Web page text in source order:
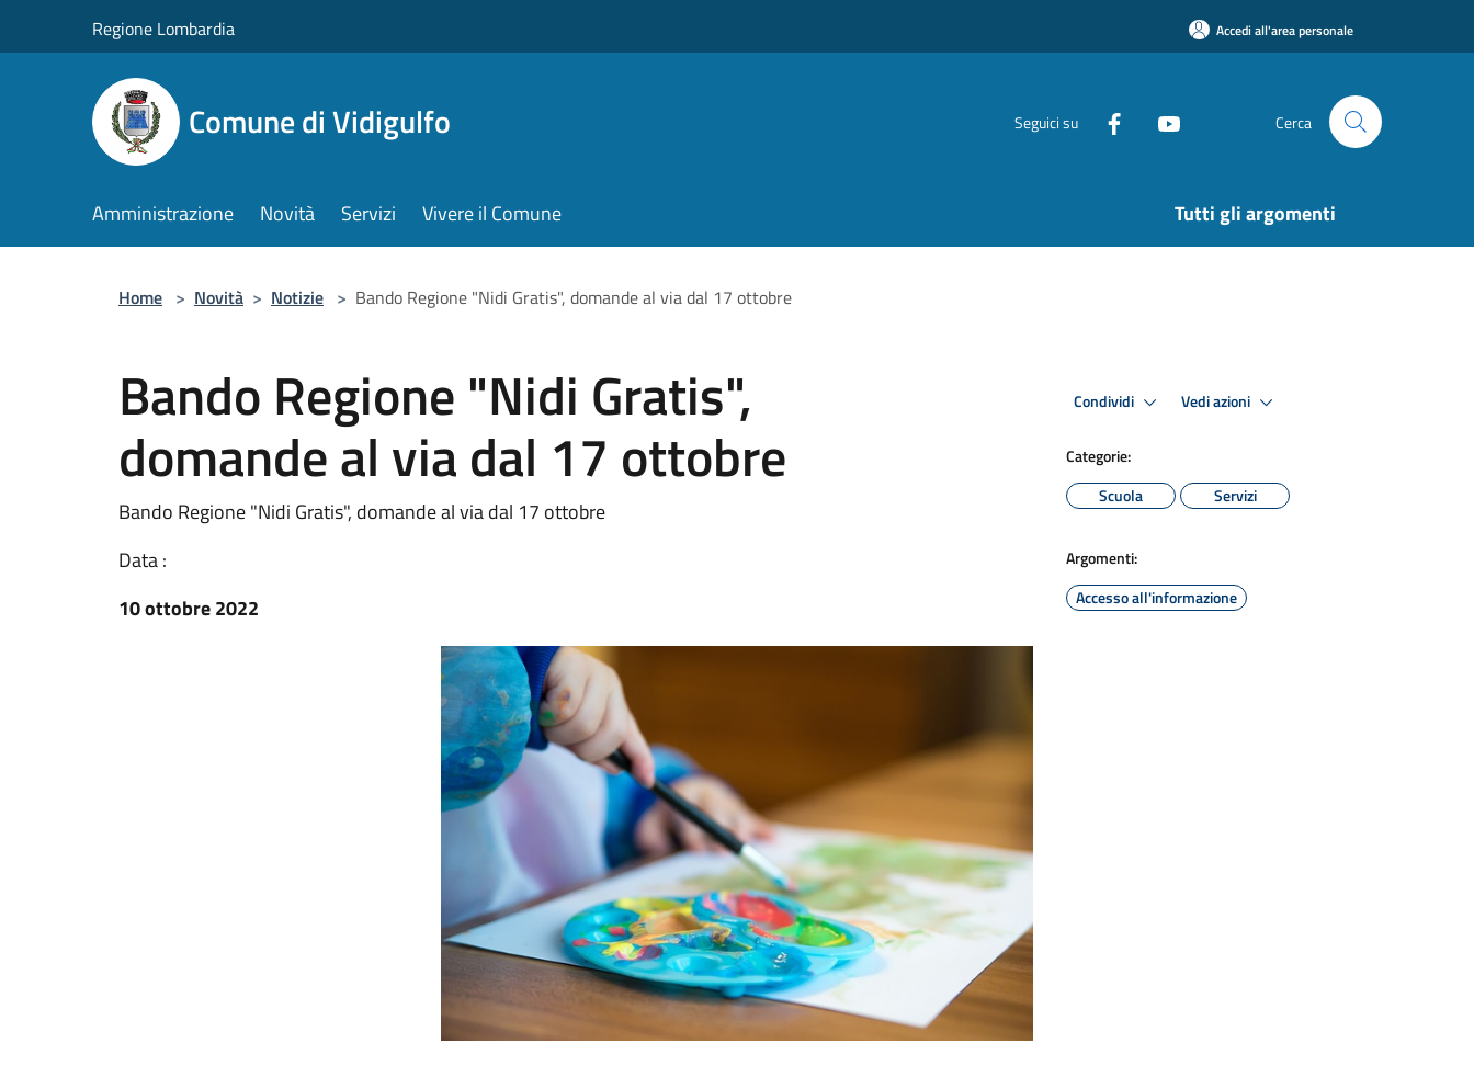
Regione Lombardia Accedi all'area personale
Comune di Vidigulfo Seguici su Cerca
Amministrazione Novità Servizi Vivere il Comune Tutti gli argomenti
Home > Novità > Notizie > Bando Regione "Nidi Gratis", domande al via dal 17 ottobre
Bando Regione "Nidi Gratis",
domande al via dal 17 ottobre
Bando Regione "Nidi Gratis", domande al via dal 17 ottobre
Data :
10 ottobre 2022
Condividi Vedi azioni
Categorie:
Scuola
Servizi
Argomenti:
Accesso all'informazione